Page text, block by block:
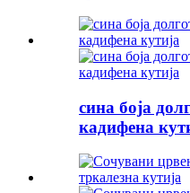
сина боја
кадифена